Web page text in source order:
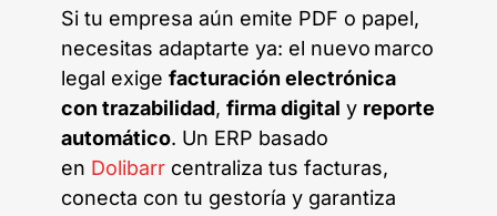
Si tu empresa aún emite PDF o papel,
necesitas adaptarte ya: el nuevo marco
legal exige facturación electrónica
con trazabilidad, firma digital y reporte
automático. Un ERP basado
en Dolibarr centraliza tus facturas,
conecta con tu gestoría y garantiza